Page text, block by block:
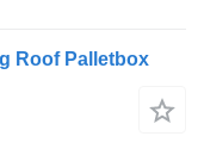
Roof Palletbox